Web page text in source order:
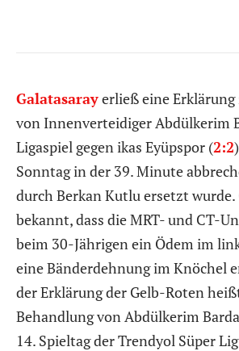
Galatasarayerließ eine
von Innenverteidiger Abdülkerim
Ligaspiel gegen ikas Eyüpspor (2:2
Sonntag in der 39. Minute
durch Berkan Kutlu ersetzt wurde.
bekannt, dass die MRT- und CT-
beim 30-Jährigen ein Ödem im
eine Bänderdehnung im Knöchel
der Erklärung der Gelb-Roten
Behandlung von Abdülkerim
14. Spieltag der Trendyol Süper